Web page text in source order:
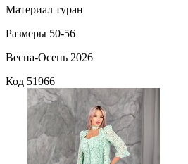
Материал туран
Размеры 50-56
Весна-Осень 2026
Код 51966